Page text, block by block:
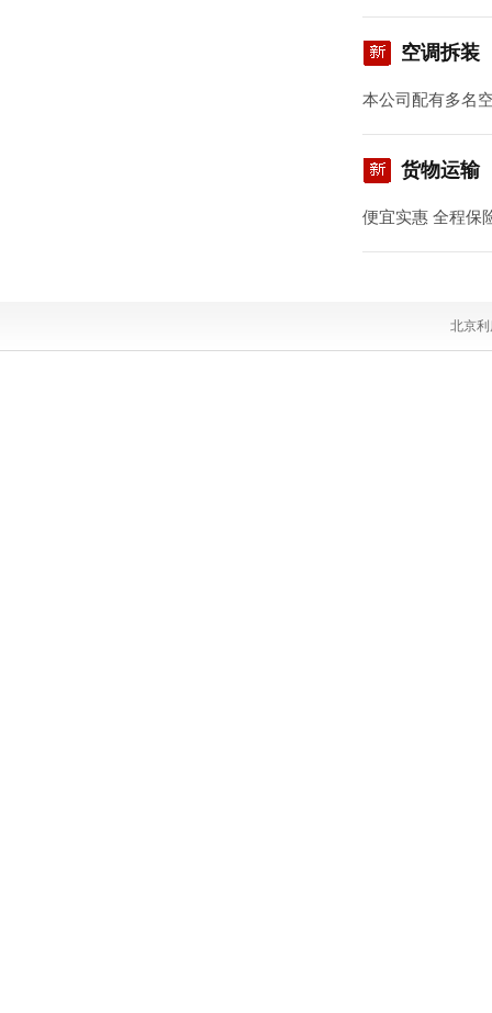
空调拆装
本公司配有多名
货物运输
便宜实惠 全程保
北京